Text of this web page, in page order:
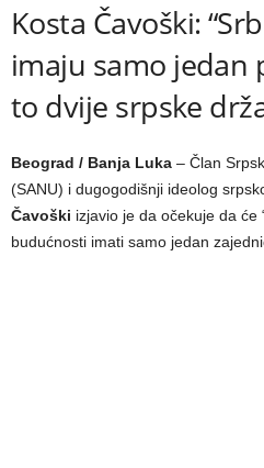
Kosta Čavoški:
imaju samo jedan
to dvije srpske
Beograd / Banja Luka – Član
(SANU) i dugogodišnji ideolog
Čavoški izjavio je da očekuje da će
budućnosti imati samo jedan